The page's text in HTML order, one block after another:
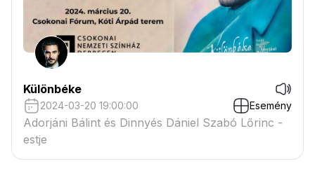
Különbéke
2024-03-20 19:00:00 Esemény
Adorjáni Bálint és Dinnyés Dániel Szabó Lőrinc -
estje